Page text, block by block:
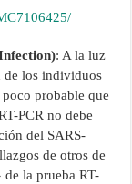
: A la luz
de los individuos
probable que
PCR no debe
del SARS-
de otros de
la prueba RT-